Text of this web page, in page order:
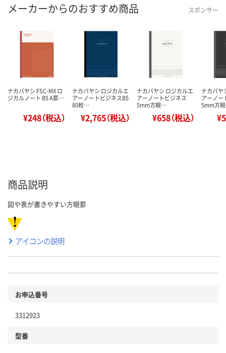
メーカーからのおすすめ商品 スポンサー
ナカバヤシ FSC-MX ロ
ジカルノート B5 A罫…
¥248（税込）
ナカバヤシ ロジカルエ
アーノートビジネスB5
80枚…
¥2,765（税込）
ナカバヤシ ロジカルエ
アーノートビジネス
5mm方眼…
¥658（税込）
ナカバヤ
アーノー
5mm方
商品説明
図や表が書きやすい方眼罫
アイコンの説明
お申込番号
3312923
型番